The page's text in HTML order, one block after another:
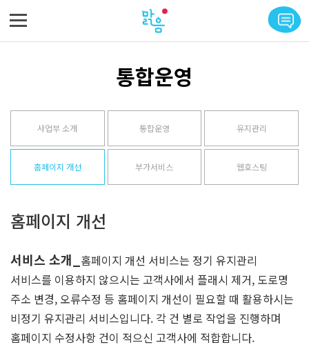
통합운영
사업부 소개 통합운영 유지관리
홈페이지 개선 부가서비스 웹호스팅
홈페이지 개선
서비스 소개_ 홈페이지 개선 서비스는 정기 유지관리
서비스를 이용하지 않으시는 고객사에서 플래시 제거, 도로명
주소 변경, 오류수정 등 홈페이지 개선이 필요할 때 활용하시는
비정기 유지관리 서비스입니다. 각 건 별로 작업을 진행하며
홈페이지 수정사항 건이 적으신 고객사에 적합합니다.